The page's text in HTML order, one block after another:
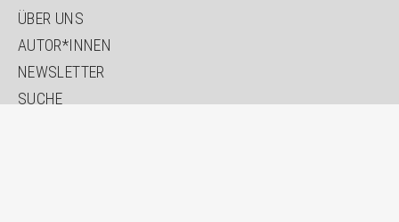
ÜBER UNS
AUTOR*INNEN
NEWSLETTER
SUCHE